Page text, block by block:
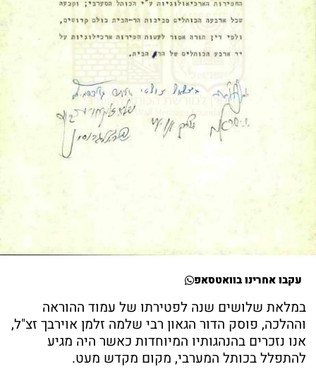
עקבו אחרינו בוואטסאפ
במלאת שלושים שנה לפטירתו של עמוד ההוראה
וההלכה, פוסק הדור הגאון רבי שלמה זלמן אוירבך זצ"ל,
אנו נזכרים בהנהגותיו המיוחדות כאשר היה מגיע
להתפלל בכותל המערבי, מקום מקדש מעט.